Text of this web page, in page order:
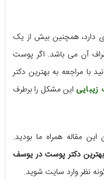
دارد، همچنین بیش از یک
آن می باشد. اگر پوست
با مراجعه به بهترین دکتر
زیباییاین مشکل را برطرف
این مقاله همراه ما بودید.
بهترین دکتر پوست در یوسف
نظر وارد سایت شوید.